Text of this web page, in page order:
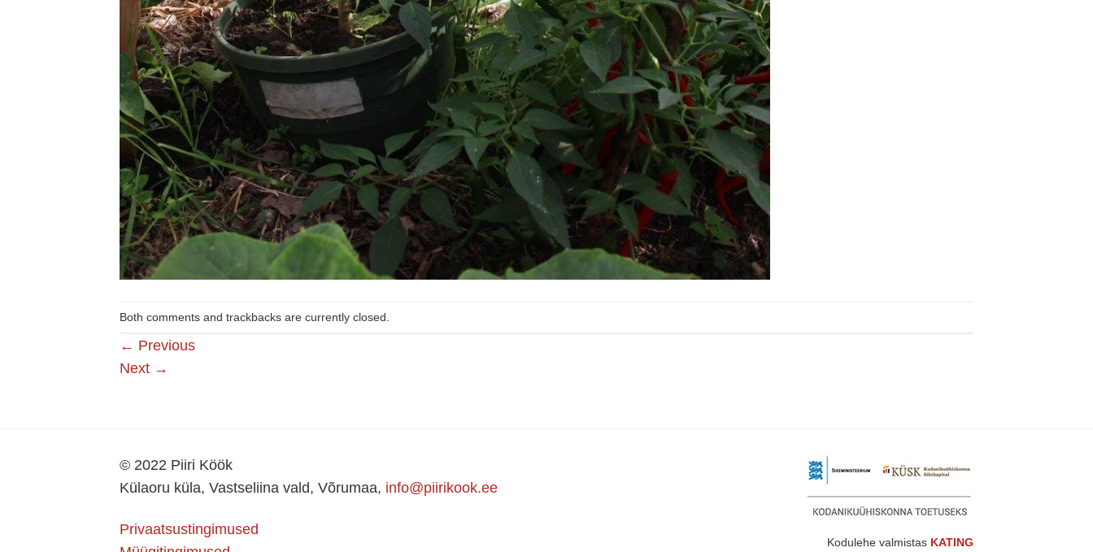
Both comments and trackbacks are currently closed.
← Previous
Next →
© 2022 Piiri Köök
Külaoru küla, Vastseliina vald, Võrumaa, info@piirikook.ee
Privaatsustingimused
Kodulehe valmistas KATING